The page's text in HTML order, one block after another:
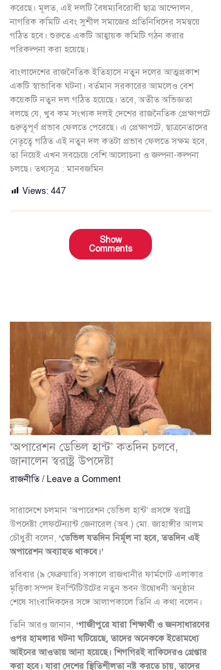
করেছে। মূলত, এই দলটি বৈষম্যবিরোধী ছাত্র আন্দোলন,
নাগরিক কমিটি এবং সুশীল সমাজের প্রতিনিধিদের সমন্বয়ে
গঠিত হবে। শুরুতে একটি আহ্বায়ক কমিটি গঠন করার
পরিকল্পনা করা হয়েছে।
বাংলাদেশের রাজনৈতিক ইতিহাসে নতুন দলের আত্মপ্রকাশ
একটি স্বাভাবিক ঘটনা। বর্তমান সরকারের আমলেও বেশ
কয়েকটি নতুন দল গঠিত হয়েছে। তবে, অতীত অভিজ্ঞতা
বলছে যে, খুব কম সংখ্যক দলই দেশের রাজনৈতিক প্রেক্ষাপটে
গুরুত্বপূর্ণ প্রভাব ফেলতে পেরেছে। এ প্রেক্ষাপটে, ছাত্রনেতাদের
নেতৃত্বে গঠিত এই নতুন দল কতটা প্রভাব ফেলতে সক্ষম হবে,
তা নিয়েই এখন সবচেয়ে বেশি আলোচনা ও জল্পনা-কল্পনা
চলছে। তথ্যসূত্র : মানবজমিন
Views: 447
Show
Comments
‘অপারেশন ডেভিল হান্ট’ কতদিন চলবে,
জানালেন স্বরাষ্ট্র উপদেষ্টা
রাজনীতি/ Leave a Comment
সারাদেশে চলমান ‘অপারেশন ডেভিল হান্ট’ প্রসঙ্গে স্বরাষ্ট্র
উপদেষ্টা লেফটেন্যান্ট জেনারেল (অব.) মো. জাহাঙ্গীর আলম
চৌধুরী বলেন, ‘ডেভিল যতদিন নির্মূল না হবে, ততদিন এই
অপারেশন অব্যাহত থাকবে।’
রবিবার (৯ ফেব্রুয়ারি) সকালে রাজধানীর ফার্মগেট এলাকার
মৃত্তিকা সম্পদ ইনস্টিটিউটের নতুন ভবন উদ্বোধনী অনুষ্ঠান
শেষে সাংবাদিকদের সঙ্গে আলাপকালে তিনি এ কথা বলেন।
তিনি আরও জানান, ‘গাজীপুরে যারা শিক্ষার্থী ও জনসাধারণের
ওপর হামলার ঘটনা ঘটিয়েছে, তাদের অনেককে ইতোমধ্যে
আইনের আওতায় আনা হয়েছে। শিগগিরই বাকিদেরও গ্রেপ্তার
করা হবে। যারা দেশের স্থিতিশীলতা নষ্ট করতে চায়, তাদের